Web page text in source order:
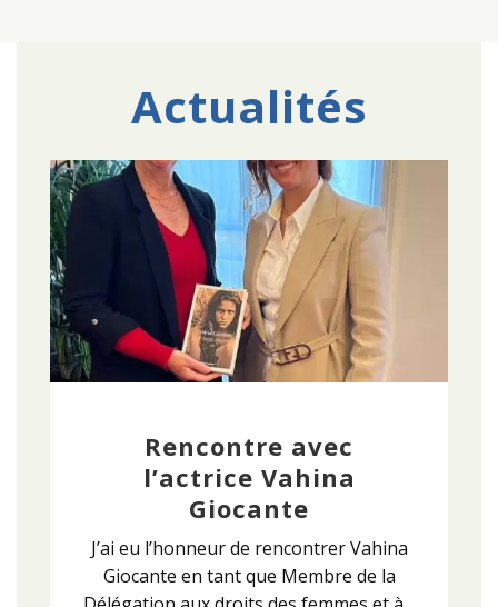
Actualités
Rencontre avec
l’actrice Vahina
Giocante
J’ai eu l’honneur de rencontrer Vahina
Giocante en tant que Membre de la